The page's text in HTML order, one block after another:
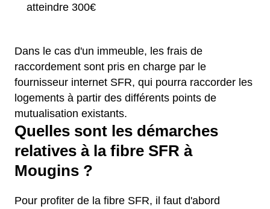
atteindre 300€
Dans le cas d'un immeuble, les frais de
raccordement sont pris en charge par le
fournisseur internet SFR, qui pourra raccorder les
logements à partir des différents points de
mutualisation existants.
Quelles sont les démarches
relatives à la fibre SFR à
Mougins ?
Pour profiter de la fibre SFR, il faut d'abord